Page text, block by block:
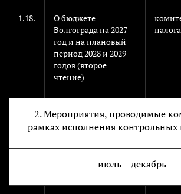
1.18.
О бюджете
Волгограда на 2027
год и на плановый
период 2028 и 2029
годов (второе
чтение)
2. Мероприятия, проводимые
рамках исполнения
июль – декабрь